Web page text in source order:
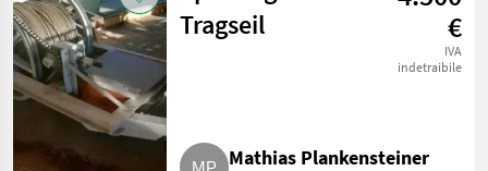
forestali
Tragseil
€
IVA
indetraibile
Mathias Plankensteiner